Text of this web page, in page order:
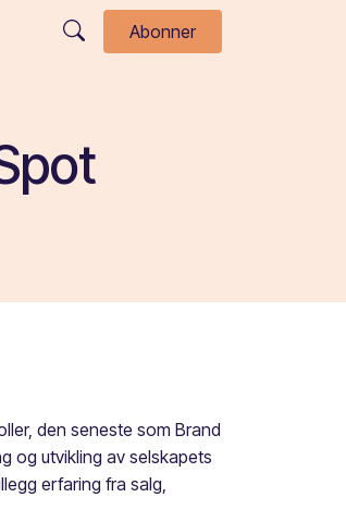
Abonner
den seneste som Brand
og utvikling av selskapets
erfaring fra salg,